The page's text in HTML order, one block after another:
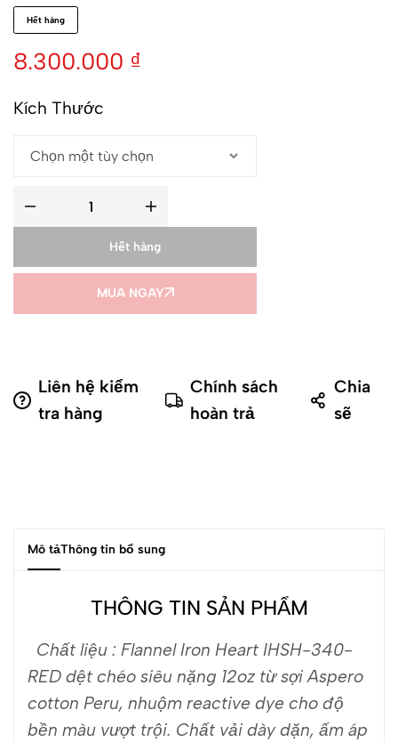
Hết hàng
8.300.000 ₫
Kích Thước
Hết hàng
MUA NGAY
Liên hệ kiểm
tra hàng
Chính sách
hoàn trả
Chia
sẽ
Mô tảThông tin bổ sung
THÔNG TIN SẢN PHẨM
Chất liệu : Flannel Iron Heart IHSH-340-
RED dệt chéo siêu nặng 12oz từ sợi Aspero
cotton Peru, nhuộm reactive dye cho độ
bền màu vượt trội. Chất vải dày dặn, ấm áp